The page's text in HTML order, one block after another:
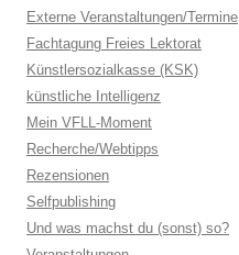
Externe Veranstaltungen/Termine
Fachtagung Freies Lektorat
Künstlersozialkasse (KSK)
künstliche Intelligenz
Mein VFLL-Moment
Recherche/Webtipps
Rezensionen
Selfpublishing
Und was machst du (sonst) so?